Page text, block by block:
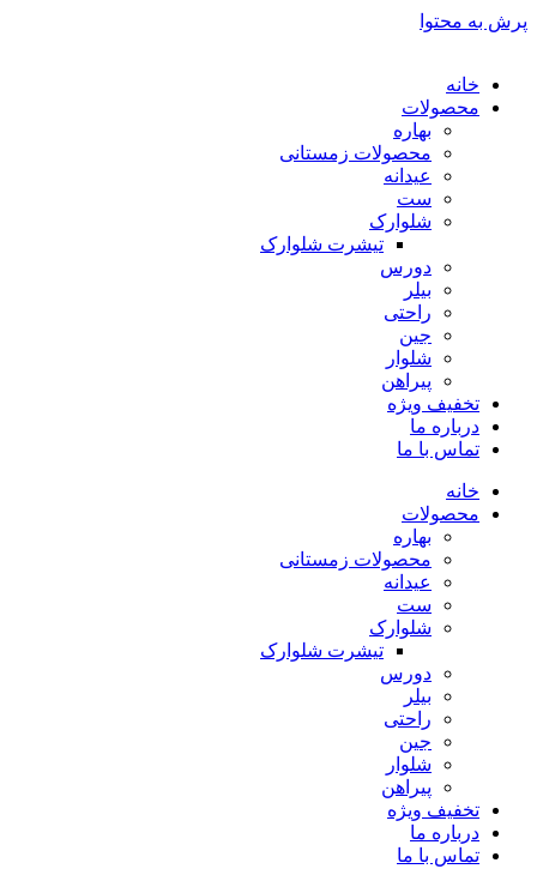
پرش به محتوا
خانه
محصولات
بهاره
محصولات زمستانی
عیدانه
ست
شلوارک
تیشرت شلوارک
دورس
بیلر
راحتی
جین
شلوار
پیراهن
تخفیف ویژه
درباره ما
تماس با ما
خانه
محصولات
بهاره
محصولات زمستانی
عیدانه
ست
شلوارک
تیشرت شلوارک
دورس
بیلر
راحتی
جین
شلوار
پیراهن
تخفیف ویژه
درباره ما
تماس با ما